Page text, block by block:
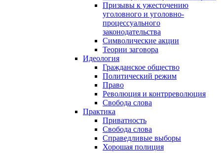
Призывы к ужесточению
уголовного и уголовно-
процессуального
законодательства
Символические акции
Теории заговора
Идеология
Гражданское общество
Политический режим
Право
Революция и контрреволюция
Свобода слова
Практика
Приватность
Свобода слова
Справедливые выборы
Хорошая полиция